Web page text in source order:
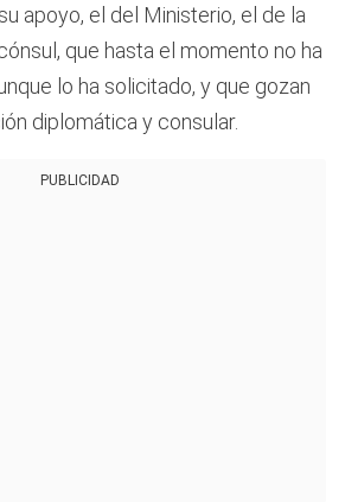
apoyo, el del Ministerio, el de la
que hasta el momento no ha
lo ha solicitado, y que gozan
diplomática y consular.
PUBLICIDAD